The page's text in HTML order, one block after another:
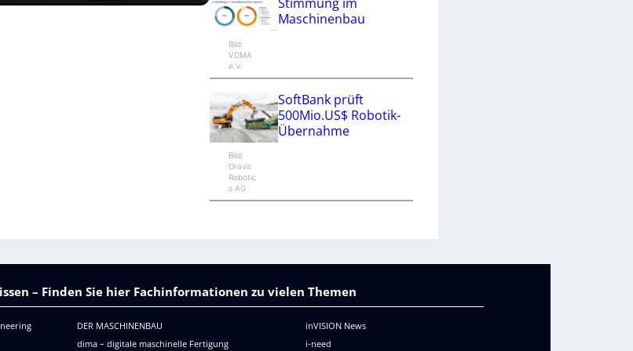
Bild:
VDMA
e.V.
Maschinenbau
Bild:
Gravis
Robotic
s AG
SoftBank prüft
500Mio.US$ Robotik-
Übernahme
– Finden Sie hier Fachinformationen zu vielen Themen
DER MASCHINENBAU
dima – digitale maschinelle Fertigung
inVISION News
i-need